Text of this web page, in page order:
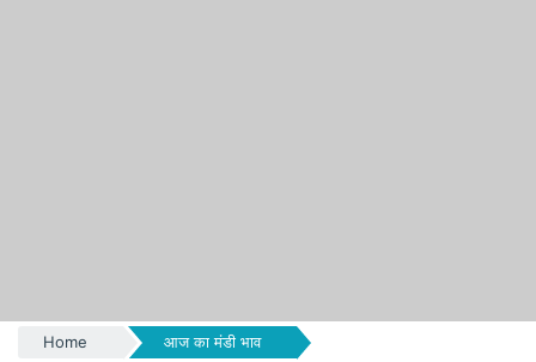
Home आज का मंडी भाव